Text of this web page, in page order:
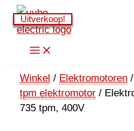
Ga
naar
Winkel / Elektromotoren /
tpm elektromotor /
735 tpm, 400V
Uitverkoop!
Uitverkoop!
Uitverkoop!
Uitverkoop!